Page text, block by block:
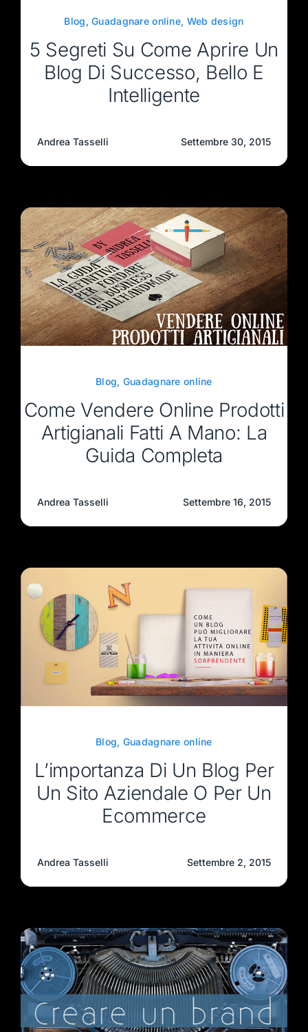
Blog,Guadagnare online, Web design
5 Segreti Su Come Aprire Un
Blog Di Successo, Bello E
Intelligente
Andrea Tasselli Settembre 30, 2015
Blog, Guadagnare online
Come Vendere Online Prodotti
Artigianali Fatti A Mano: La
Guida Completa
Andrea Tasselli Settembre 16, 2015
Blog, Guadagnare online
L’importanza Di Un Blog Per
Un Sito Aziendale O Per Un
Ecommerce
Andrea Tasselli Settembre 2, 2015